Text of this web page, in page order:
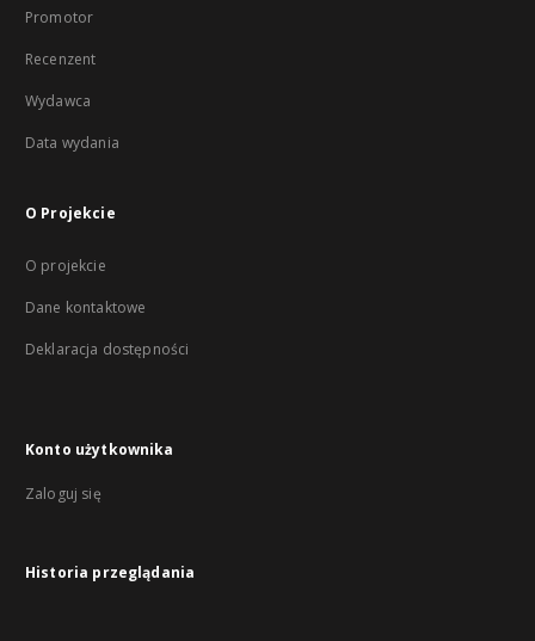
Promotor
Recenzent
Wydawca
Data wydania
O Projekcie
O projekcie
Dane kontaktowe
Deklaracja dostępności
Konto użytkownika
Zaloguj się
Historia przeglądania